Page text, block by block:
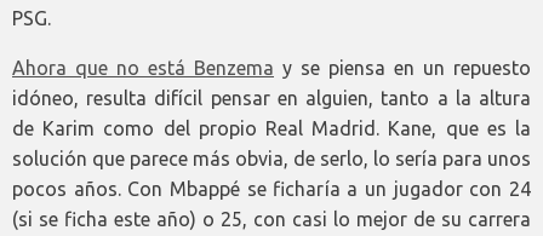
PSG.
Ahora que no está Benzema y se piensa en un repuesto
idóneo, resulta difícil pensar en alguien, tanto a la altura
de Karim como del propio Real Madrid. Kane, que es la
solución que parece más obvia, de serlo, lo sería para unos
pocos años. Con Mbappé se ficharía a un jugador con 24
(si se ficha este año) o 25, con casi lo mejor de su carrera